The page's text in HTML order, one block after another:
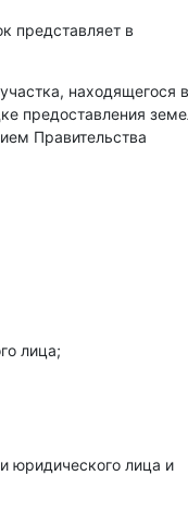
представляет в
находящегося в
предоставления
Правительства
лица;
юридического лица и